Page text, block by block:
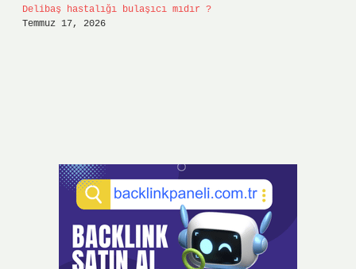
Delibaş hastalığı bulaşıcı mıdır ?
Temmuz 17, 2026